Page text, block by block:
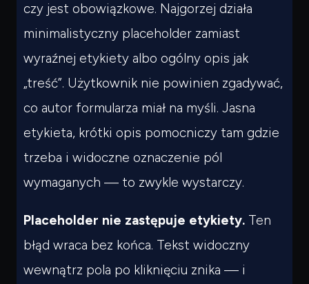
czy jest obowiązkowe. Najgorzej działa
minimalistyczny placeholder zamiast
wyraźnej etykiety albo ogólny opis jak
„treść”. Użytkownik nie powinien zgadywać,
co autor formularza miał na myśli. Jasna
etykieta, krótki opis pomocniczy tam gdzie
trzeba i widoczne oznaczenie pól
wymaganych — to zwykle wystarczy.
Placeholder nie zastępuje etykiety. Ten
błąd wraca bez końca. Tekst widoczny
wewnątrz pola po kliknięciu znika — i